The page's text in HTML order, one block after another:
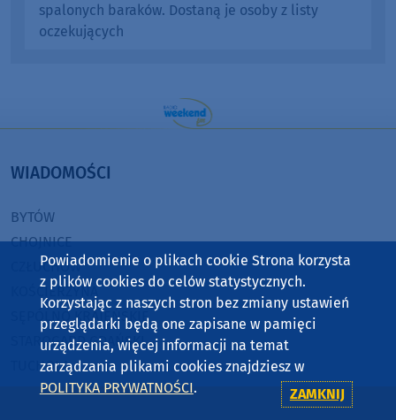
spalonych baraków. Dostaną je osoby z listy
oczekujących
WIADOMOŚCI
BYTÓW
CHOJNICE
CZŁUCHÓW
KOŚCIERZYNA
SĘPÓLNO KRAJEŃSKIE
STAROGARD GDAŃSKI
TUCHOLA
Powiadomienie o plikach cookie Strona korzysta
z plików cookies do celów statystycznych.
Korzystając z naszych stron bez zmiany ustawień
przeglądarki będą one zapisane w pamięci
urządzenia, więcej informacji na temat
zarządzania plikami cookies znajdziesz w
POLITYKA PRYWATNOŚCI. ZAMKNIJ